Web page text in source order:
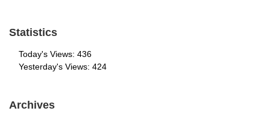
Statistics
Today's Views: 436
Yesterday's Views: 424
Archives